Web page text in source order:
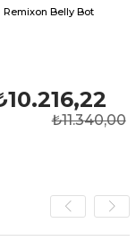
Belly Bot
₺11.340,00